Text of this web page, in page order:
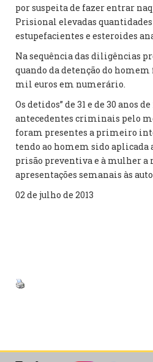
por suspeita de fazer entrar
Prisional elevadas quantidades
estupefacientes e esteroides
Na sequência das diligências
quando da detenção do
mil euros em numerário.
Os detidos” de 31 e de 30 anos
antecedentes criminais pelo
foram presentes a primeiro
tendo ao homem sido aplicada
prisão preventiva e à mulher a
apresentações semanais às
02 de julho de 2013